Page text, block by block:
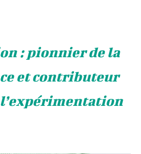
: pionnier de la
et contributeur